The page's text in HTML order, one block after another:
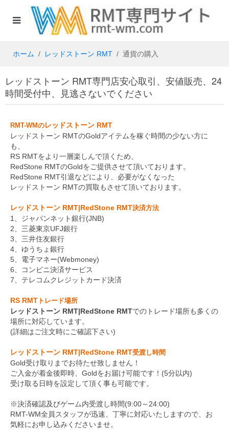
ホーム レッドストーン RMT 通貨の購入
レッドストーン RMT専門店安心取引、安値販売、24
時間受付中、見逃さないでください
RMT-WMのレッドストーン RMT
レッドストーン RMTのGoldアイテムを稼ぐ時間の少ない方に
も、
RS RMTをより一層楽しんで頂くため、
RedStone RMTのGoldをご提供させて頂いております。
RedStone RMT引退などにより、必要がなくなった
レッドストーン RMTの買取もさせて頂いております。
レッドストーン RMT|RedStone RMT決済方法
1、ジャパンネット銀行(JNB)
2、三菱東京UFJ銀行
3、三井住友銀行
4、ゆうちょ銀行
5、電子マネー(Webmoney)
6、コンビニ決済サービス
7、テレコムクレジットカード決済
RS RMT トレード場所
レッドストーン RMT|RedStone RMTでのトレード場所も多くの
場所に対応しています。
(詳細はご注文時にご確認下さい)
レッドストーン RMT|RedStone RMT受渡し時間
Gold受け取りまでお待たせ致しません！
ご入金が着金後即時、Goldをお届け可能です！(5分以内)
受け取る日時を設定して頂く事も可能です。
※決済確認及びゲーム内受渡し時間(9:00～24:00)
RMT-WM全員スタッフが迅速、丁寧に対応いたしますので、お
気軽にお申し込みくださいませ。